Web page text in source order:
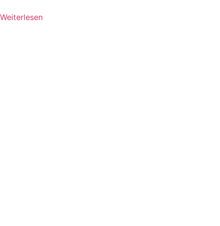
Weiterlesen